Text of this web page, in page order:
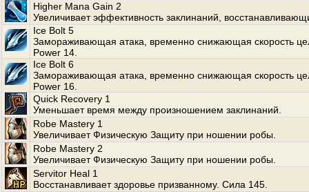
Higher Mana Gain 2
Увеличивает эффективность заклинаний,
Ice Bolt 5
Замораживающая атака, временно снижающая скорость
Power 14.
Ice Bolt 6
Замораживающая атака, временно снижающая скорость
Power 16.
Quick Recovery 1
Уменьшает время между произношением заклинаний.
Robe Mastery 1
Увеличивает Физическую Защиту при ношении робы.
Robe Mastery 2
Увеличивает Физическую Защиту при ношении робы.
Servitor Heal 1
Восстанавливает здоровье призванному. Сила 145.